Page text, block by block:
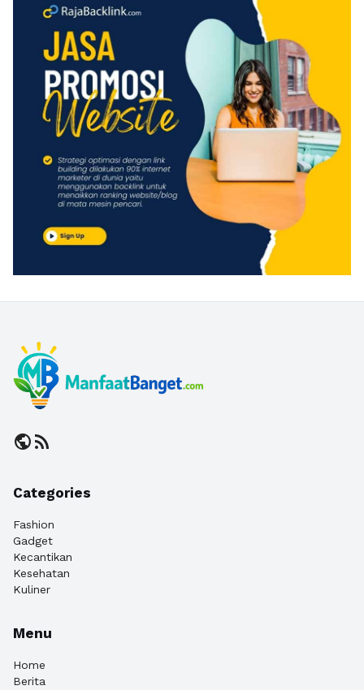
publicrss_feed
Categories
Fashion
Gadget
Kecantikan
Kesehatan
Kuliner
Menu
Home
Berita